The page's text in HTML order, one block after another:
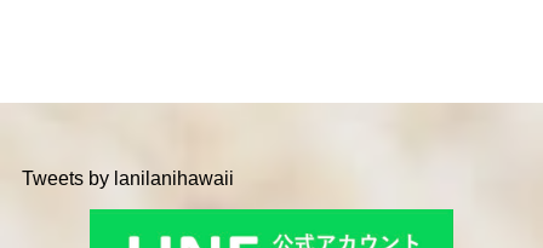
Tweets by lanilanihawaii